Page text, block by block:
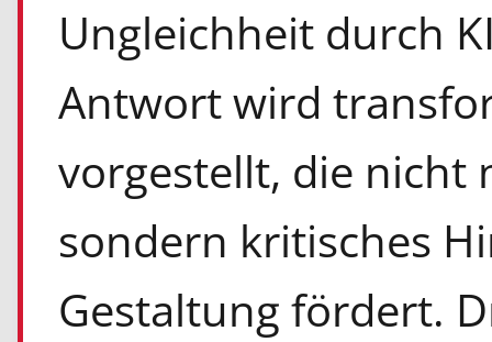
Ungleichheit durch
Antwort wird
vorgestellt, die nicht
sondern kritisches
Gestaltung fördert.